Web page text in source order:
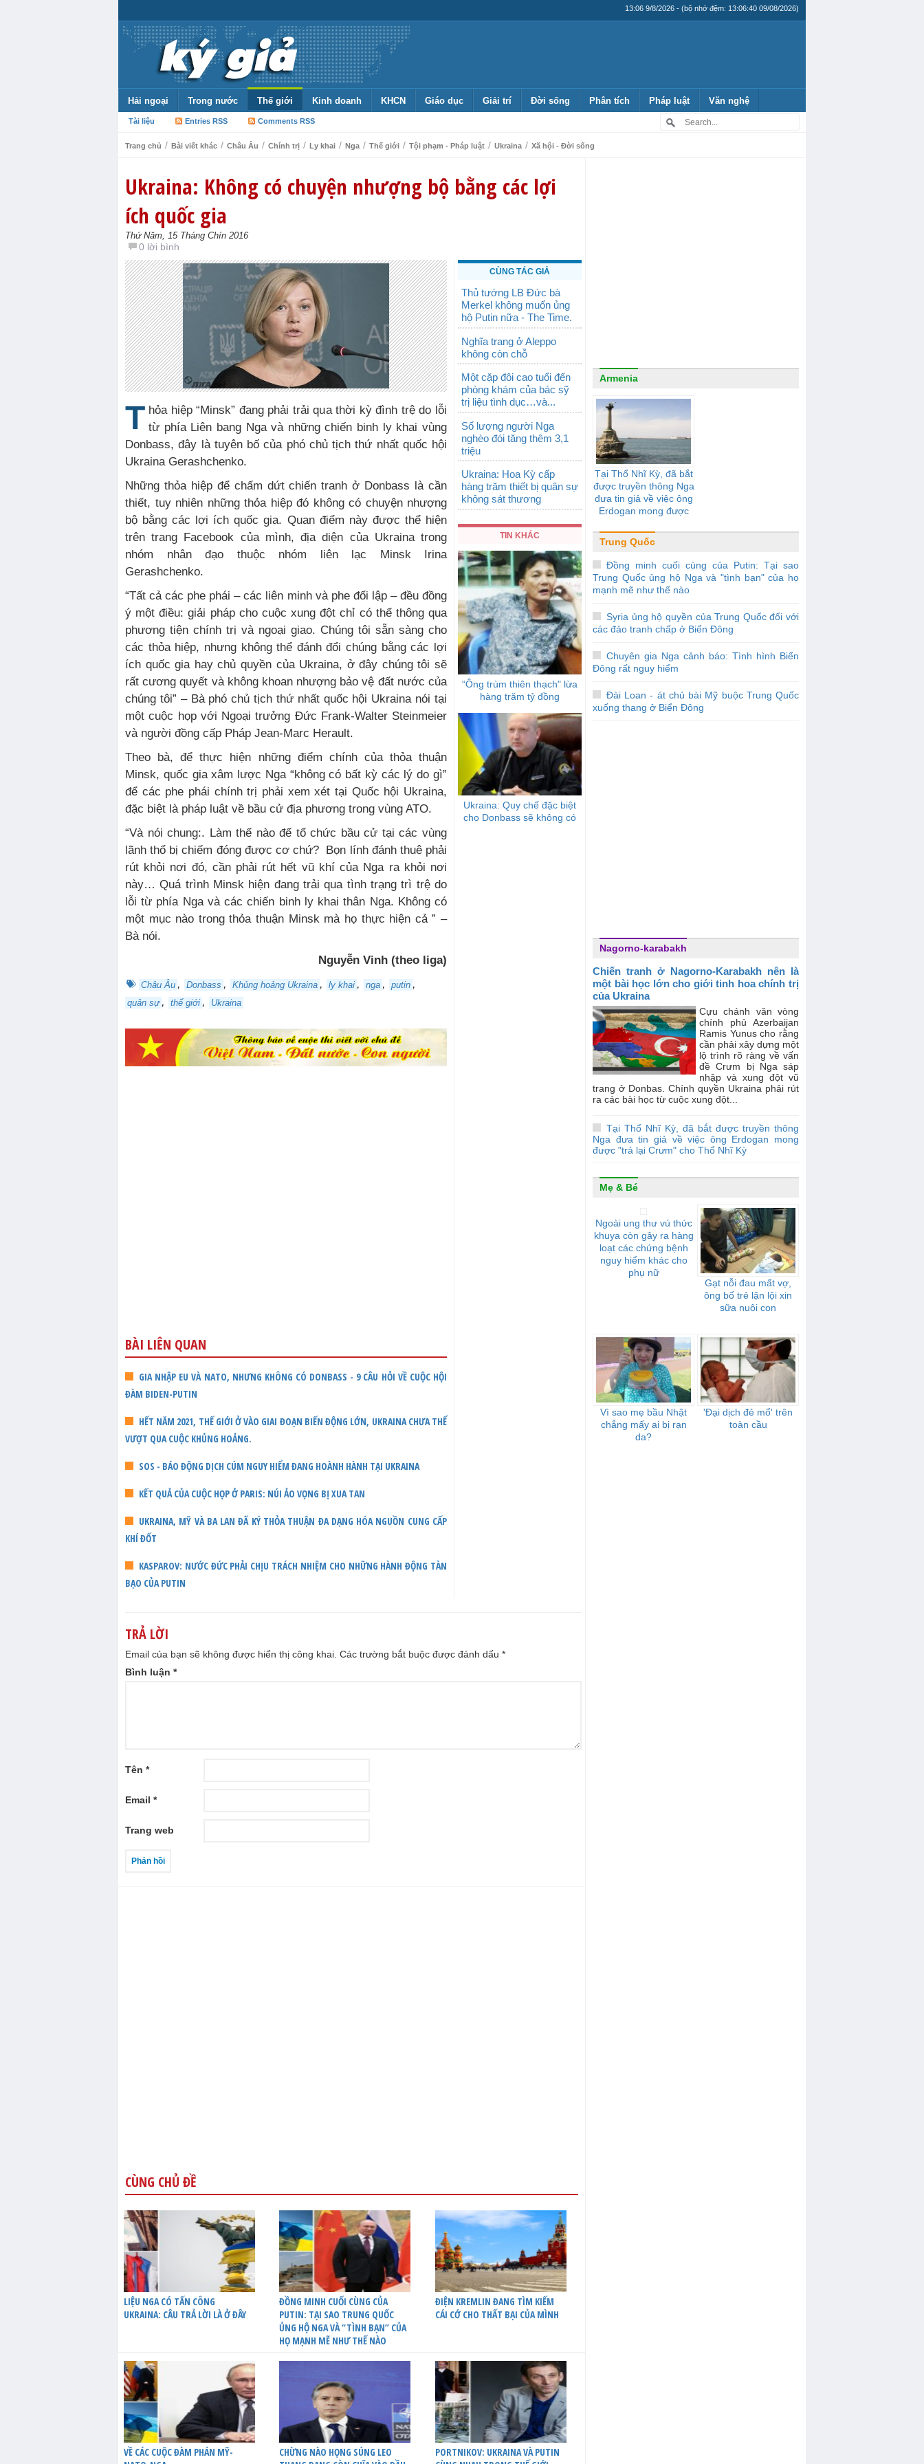
13:06 9/8/2026 - (bộ nhớ đệm: 13:06:40 09/08/2026)
Hải ngoại Trong nước Thế giới Kinh doanh KHCN Giáo dục Giải trí Đời sống Phân tích Pháp luật Văn nghệ
Tài liệu Entries RSS Comments RSS
Trang chủ / Bài viết khác / Châu Âu / Chính trị / Ly khai / Nga / Thế giới / Tội phạm - Pháp luật / Ukraina / Xã hội - Đời sống
Ukraina: Không có chuyện nhượng bộ bằng các lợi
ích quốc gia
Thứ Năm, 15 Tháng Chín 2016
0 lời bình
T hỏa hiệp “Minsk” đang phải trải qua thời kỳ đình trệ do lỗi
từ phía Liên bang Nga và những chiến binh ly khai vùng
Donbass, đây là tuyên bố của phó chủ tịch thứ nhất quốc hội
Ukraina Gerashchenko.
Những thỏa hiệp để chấm dứt chiến tranh ở Donbass là cần
thiết, tuy nhiên những thỏa hiệp đó không có chuyện nhượng
bộ bằng các lợi ích quốc gia. Quan điểm này được thể hiện
trên trang Facebook của mình, địa diện của Ukraina trong
nhóm nhân đạo thuộc nhóm liên lạc Minsk Irina
Gerashchenko.
“Tất cả các phe phái – các liên minh và phe đối lập – đều đồng
ý một điều: giải pháp cho cuộc xung đột chỉ có thể thông qua
phương tiện chính trị và ngoại giao. Chúng tôi sẵn sàng cho
các thỏa hiệp, nhưng không thể đánh đổi chúng bằng các lợi
ích quốc gia hay chủ quyền của Ukraina, ở đây chúng tôi sẽ
rất cương quyết và không khoan nhượng bảo vệ đất nước của
chúng tôi” – Bà phó chủ tịch thứ nhất quốc hội Ukraina nói tại
một cuộc họp với Ngoại trưởng Đức Frank-Walter Steinmeier
và người đồng cấp Pháp Jean-Marc Herault.
Theo bà, để thực hiện những điểm chính của thỏa thuận
Minsk, quốc gia xâm lược Nga “không có bất kỳ các lý do gì”
để các phe phái chính trị phải xem xét tại Quốc hội Ukraina,
đặc biệt là pháp luật về bầu cử địa phương trong vùng ATO.
“Và nói chung:. Làm thế nào để tổ chức bầu cử tại các vùng
lãnh thổ bị chiếm đóng được cơ chứ? Bọn lính đánh thuê phải
rút khỏi nơi đó, cần phải rút hết vũ khí của Nga ra khỏi nơi
này… Quá trình Minsk hiện đang trải qua tình trạng trì trệ do
lỗi từ phía Nga và các chiến binh ly khai thân Nga. Không có
một mục nào trong thỏa thuận Minsk mà họ thực hiện cả ” –
Bà nói.
Nguyễn Vinh (theo liga)
Châu Âu , Donbass , Khủng hoảng Ukraina , ly khai , nga , putin ,
quân sự , thế giới , Ukraina
BÀI LIÊN QUAN
GIA NHẬP EU VÀ NATO, NHƯNG KHÔNG CÓ DONBASS - 9 CÂU HỎI VỀ CUỘC HỘI
ĐÀM BIDEN-PUTIN
HẾT NĂM 2021, THẾ GIỚI Ở VÀO GIAI ĐOẠN BIẾN ĐỘNG LỚN, UKRAINA CHƯA THỂ
VƯỢT QUA CUỘC KHỦNG HOẢNG.
SOS - BÁO ĐỘNG DỊCH CÚM NGUY HIỂM ĐANG HOÀNH HÀNH TẠI UKRAINA
KẾT QUẢ CỦA CUỘC HỌP Ở PARIS: NÚI ẢO VỌNG BỊ XUA TAN
UKRAINA, MỸ VÀ BA LAN ĐÃ KÝ THỎA THUẬN ĐA DẠNG HÓA NGUỒN CUNG CẤP
KHÍ ĐỐT
KASPAROV: NƯỚC ĐỨC PHẢI CHỊU TRÁCH NHIỆM CHO NHỮNG HÀNH ĐỘNG TÀN
BẠO CỦA PUTIN
CÙNG TÁC GIẢ
Thủ tướng LB Đức bà
Merkel không muốn ủng
hộ Putin nữa - The Time.
Nghĩa trang ở Aleppo
không còn chỗ
Một cặp đôi cao tuổi đến
phòng khám của bác sỹ
trị liệu tình dục…và...
Số lượng người Nga
nghèo đói tăng thêm 3,1
triệu
Ukraina: Hoa Kỳ cấp
hàng trăm thiết bị quân sự
không sát thương
TIN KHÁC
“Ông trùm thiên thạch" lừa
hàng trăm tỷ đồng
Ukraina: Quy chế đặc biệt
cho Donbass sẽ không có
TRẢ LỜI
Email của bạn sẽ không được hiển thị công khai. Các trường bắt buộc được đánh dấu *
Bình luận *
Tên *
Email *
Trang web
CÙNG CHỦ ĐỀ
LIỆU NGA CÓ TẤN CÔNG
UKRAINA: CÂU TRẢ LỜI LÀ Ở ĐÂY
ĐỒNG MINH CUỐI CÙNG CỦA
PUTIN: TẠI SAO TRUNG QUỐC
ỦNG HỘ NGA VÀ “TÌNH BẠN” CỦA
HỌ MẠNH MẼ NHƯ THẾ NÀO
ĐIỆN KREMLIN ĐANG TÌM KIẾM
CÁI CỚ CHO THẤT BẠI CỦA MÌNH
VỀ CÁC CUỘC ĐÀM PHÁN MỸ-
CHỪNG NÀO HỌNG SÚNG LEO
PORTNIKOV: UKRAINA VÀ PUTIN
Armenia
Tại Thổ Nhĩ Kỳ, đã bắt
được truyền thông Nga
đưa tin giả về việc ông
Erdogan mong được
Nhĩ Kỳ
Trung Quốc
Đồng minh cuối cùng của Putin: Tại sao
Trung Quốc ủng hộ Nga và "tình bạn" của họ
mạnh mẽ như thế nào
Syria ủng hộ quyền của Trung Quốc đối với
các đảo tranh chấp ở Biển Đông
Chuyên gia Nga cảnh báo: Tình hình Biển
Đông rất nguy hiểm
Đài Loan - át chủ bài Mỹ buộc Trung Quốc
xuống thang ở Biển Đông
Nagorno-karabakh
Chiến tranh ở Nagorno-Karabakh nên là
một bài học lớn cho giới tinh hoa chính trị
của Ukraina
Cựu chánh văn vòng
chính phủ Azerbaijan
Ramis Yunus cho rằng
cần phải xây dựng một
lộ trình rõ ràng về vấn
đề Crưm bị Nga sáp
nhập và xung đột vũ
trang ở Donbas. Chính quyền Ukraina phải rút
ra các bài học từ cuộc xung đột...
Tại Thổ Nhĩ Kỳ, đã bắt được truyền thông
Nga đưa tin giả về việc ông Erdogan mong
được "trả lại Crưm" cho Thổ Nhĩ Kỳ
Mẹ & Bé
Ngoài ung thư vú thức
khuya còn gây ra hàng
loạt các chứng bệnh
nguy hiểm khác cho
phụ nữ
Gạt nỗi đau mất vợ,
ông bố trẻ lặn lội xin
sữa nuôi con
Vì sao mẹ bầu Nhật
chẳng mấy ai bị rạn
da?
'Đại dịch đẻ mổ' trên
toàn cầu